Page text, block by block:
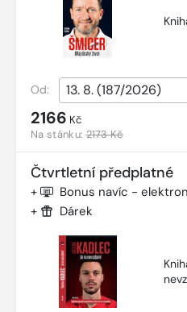
Od:
2166 Kč
Na stánku:2173 Kč
Čtvrtletní předplatné
+ Bonus navíc -
+ Dárek